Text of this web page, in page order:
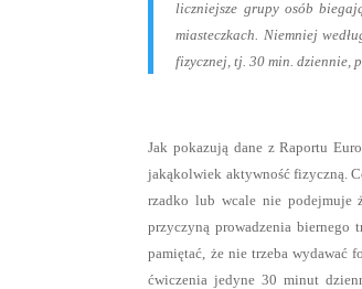
liczniejsze grupy osób
miasteczkach. Niemniej
fizycznej, tj. 30 min. dziennie,
Jak pokazują dane z Raportu
jakąkolwiek aktywność fizyczną.
rzadko lub wcale nie podejmuje
przyczyną prowadzenia biernego
pamiętać, że nie trzeba wydawać
ćwiczenia jedyne 30 minut